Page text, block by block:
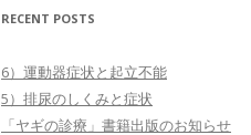
RECENT POSTS
6）運動器症状と起立不能
5）排尿のしくみと症状
「ヤギの診療」書籍出版のお知らせ